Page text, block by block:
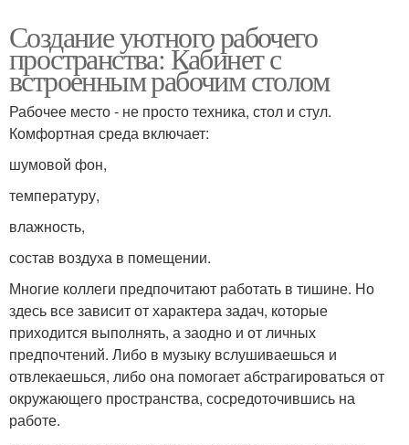
Создание уютного рабочего
пространства: Кабинет с
встроенным рабочим столом
Рабочее место - не просто техника, стол и стул.
Комфортная среда включает:
шумовой фон,
температуру,
влажность,
состав воздуха в помещении.
Многие коллеги предпочитают работать в тишине. Но
здесь все зависит от характера задач, которые
приходится выполнять, а заодно и от личных
предпочтений. Либо в музыку вслушиваешься и
отвлекаешься, либо она помогает абстрагироваться от
окружающего пространства, сосредоточившись на
работе.